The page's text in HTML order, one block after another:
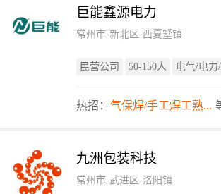
巨能鑫源电力
常州市-新北区-西夏墅镇
民营公司 50-150人 电气/电力
热招： 气保焊/手工焊工熟...
九洲包装科技
常州市-武进区-洛阳镇